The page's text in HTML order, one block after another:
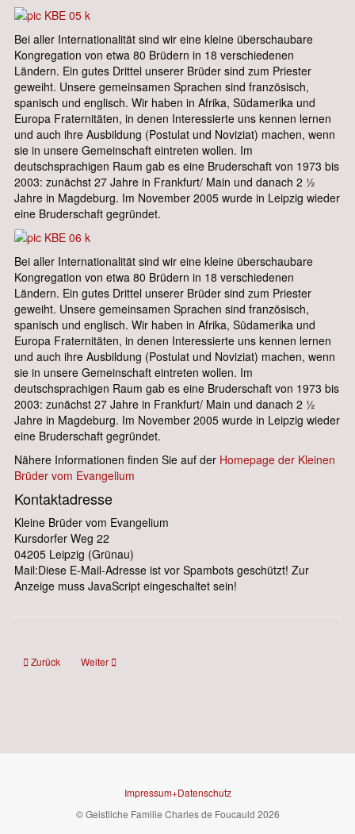
Bei aller Internationalität sind wir eine kleine überschaubare
Kongregation von etwa 80 Brüdern in 18 verschiedenen
Ländern. Ein gutes Drittel unserer Brüder sind zum Priester
geweiht. Unsere gemeinsamen Sprachen sind französisch,
spanisch und englisch. Wir haben in Afrika, Südamerika und
Europa Fraternitäten, in denen Interessierte uns kennen lernen
und auch ihre Ausbildung (Postulat und Noviziat) machen, wenn
sie in unsere Gemeinschaft eintreten wollen. Im
deutschsprachigen Raum gab es eine Bruderschaft von 1973 bis
2003: zunächst 27 Jahre in Frankfurt/ Main und danach 2 ½
Jahre in Magdeburg. Im November 2005 wurde in Leipzig wieder
eine Bruderschaft gegründet.
Bei aller Internationalität sind wir eine kleine überschaubare
Kongregation von etwa 80 Brüdern in 18 verschiedenen
Ländern. Ein gutes Drittel unserer Brüder sind zum Priester
geweiht. Unsere gemeinsamen Sprachen sind französisch,
spanisch und englisch. Wir haben in Afrika, Südamerika und
Europa Fraternitäten, in denen Interessierte uns kennen lernen
und auch ihre Ausbildung (Postulat und Noviziat) machen, wenn
sie in unsere Gemeinschaft eintreten wollen. Im
deutschsprachigen Raum gab es eine Bruderschaft von 1973 bis
2003: zunächst 27 Jahre in Frankfurt/ Main und danach 2 ½
Jahre in Magdeburg. Im November 2005 wurde in Leipzig wieder
eine Bruderschaft gegründet.
Nähere Informationen finden Sie auf der Homepage der Kleinen
Brüder vom Evangelium
Kontaktadresse
Kleine Brüder vom Evangelium
Kursdorfer Weg 22
04205 Leipzig (Grünau)
Mail:Diese E-Mail-Adresse ist vor Spambots geschützt! Zur
Anzeige muss JavaScript eingeschaltet sein!
Vorheriger Beitrag: Kleine Brüder Jesu
Zurück Nächster Beitrag: Kleine Schwestern Jesu
Weiter
Impressum+Datenschutz
© Geistliche Familie Charles de Foucauld 2026